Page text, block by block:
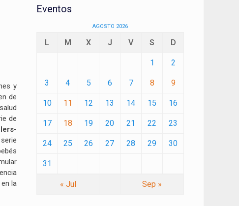
y
de
de
la
Eventos
AGOSTO 2026
L M X J V S D
1 2
3 4 5 6 7 8 9
10 11 12 13 14 15 16
17 18 19 20 21 22 23
24 25 26 27 28 29 30
31
« Jul Sep »